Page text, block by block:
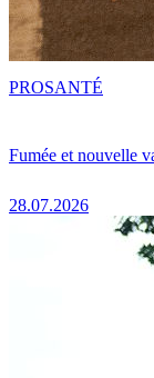
Fumée et nouvelle
28.07.2026
PROSANTÉ